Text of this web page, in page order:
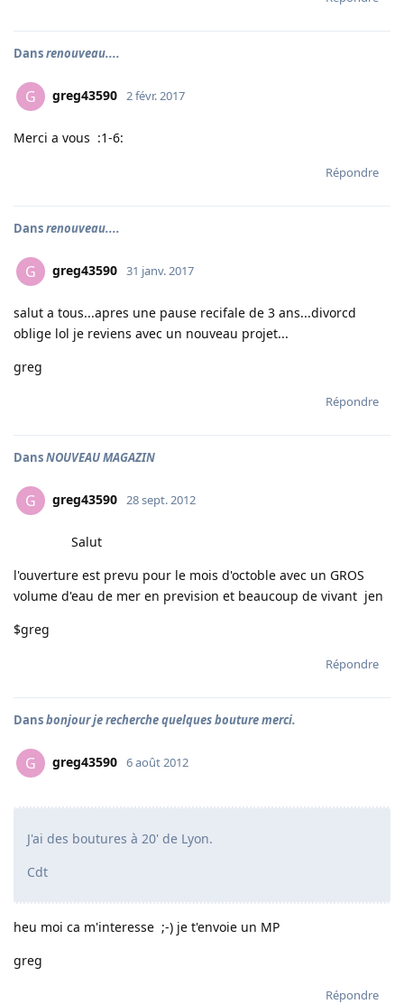
Dansrenouveau....
G greg43590 2 févr. 2017
Merci a vous :1-6:
Répondre
Dansrenouveau....
G greg43590 31 janv. 2017
salut a tous...apres une pause recifale de 3 ans...divorcd
oblige lol je reviens avec un nouveau projet...
greg
Répondre
DansNOUVEAU MAGAZIN
G greg43590 28 sept. 2012
Salut
l'ouverture est prevu pour le mois d'octoble avec un GROS
volume d'eau de mer en prevision et beaucoup de vivant jen
$greg
Répondre
Dansbonjour je recherche quelques bouture merci.
G greg43590 6 août 2012
J'ai des boutures à 20' de Lyon.
Cdt
heu moi ca m'interesse ;-) je t'envoie un MP
greg
Répondre